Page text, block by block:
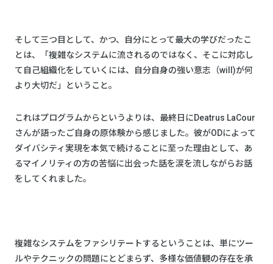
そして三つ目として、かつ、自分にとって最大の学びだったこ
とは、「複雑なシステムに流されるのではなく、そこに対応し
て自己組織化をしていくには、自分自身の強い意志（will)が何
より大切だ」ということ。
これはプログラムからというよりは、最終日にDeatrus LaCour
さんが語ったご自身の原体験から感じました。彼がODによって
ダイバシティ実現を本気で続けることに至った理由として、あ
るマイノリティの方の苦悩に出会った話を涙を流しながらお話
をしてくれました。
複雑なシステムをファシリテートするということは、単にツー
ルやテクニックの問題にとどまらず、多様な価値観の存在を承